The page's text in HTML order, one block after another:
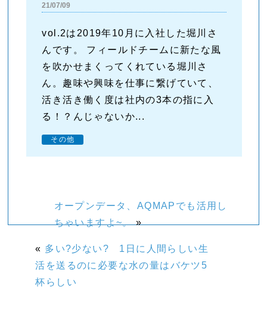
21/07/09
vol.2は2019年10月に入社した堀川さ
んです。 フィールドチームに新たな風
を吹かせまくってくれている堀川さ
ん。趣味や興味を仕事に繋げていて、
活き活き働く度は社内の3本の指に入
る！？んじゃないか...
その他
オープンデータ、AQMAPでも活用し
ちゃいますよ~。»
« 多い?少ない? 1日に人間らしい生
活を送るのに必要な水の量はバケツ5
杯らしい